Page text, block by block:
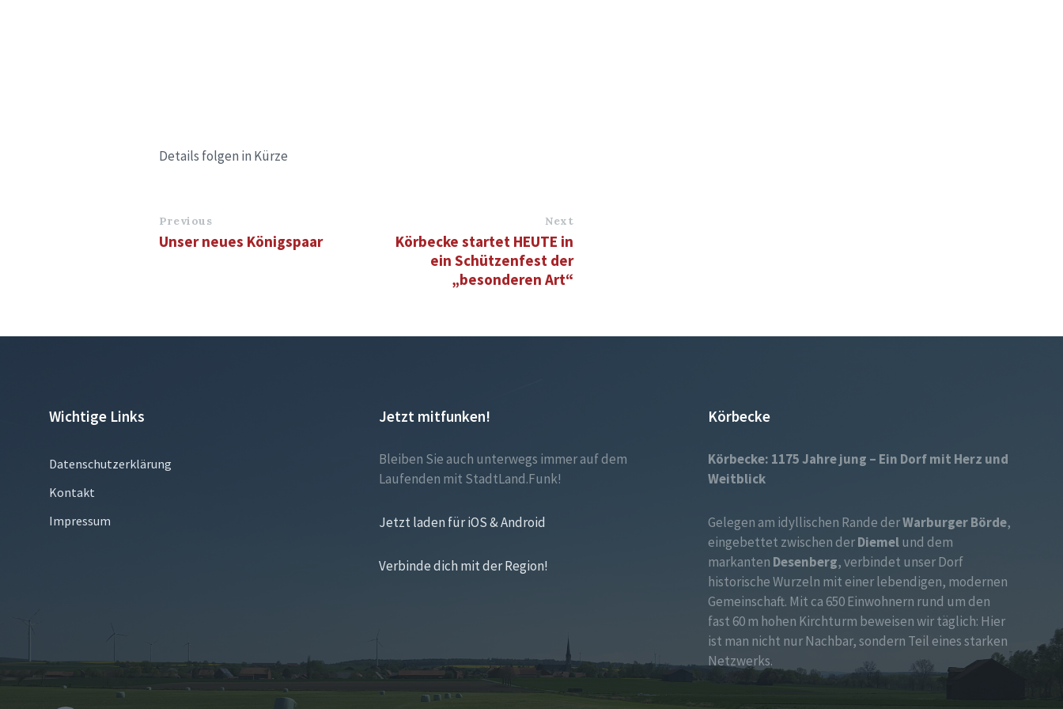
Details folgen in Kürze
Previous
Unser neues Königspaar
Next
Körbecke startet HEUTE in
ein Schützenfest der
„besonderen Art“
Wichtige Links
Datenschutzerklärung
Kontakt
Impressum
Jetzt mitfunken!
Bleiben Sie auch unterwegs immer auf dem
Laufenden mit StadtLand.Funk!
Jetzt laden für iOS & Android
Verbinde dich mit der Region!
Körbecke
Körbecke: 1175 Jahre jung – Ein Dorf mit Herz und
Weitblick
Gelegen am idyllischen Rande derWarburger Börde,
eingebettet zwischen derDiemelund dem
markanten Desenberg, verbindet unser Dorf
historische Wurzeln mit einer lebendigen, modernen
Gemeinschaft. Mit ca 650 Einwohnern rund um den
fast 60 m hohen Kirchturm beweisen wir täglich: Hier
ist man nicht nur Nachbar, sondern Teil eines starken
Netzwerks.